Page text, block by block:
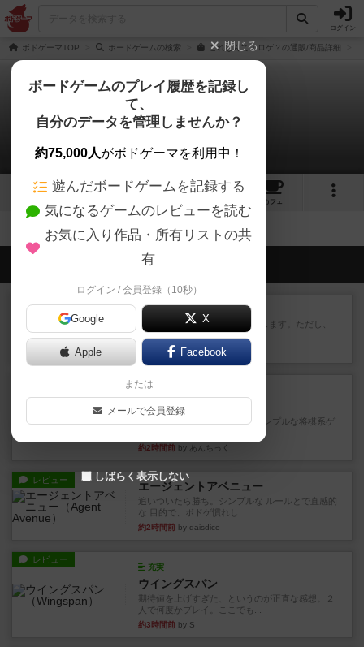
ログイン
ボドゲーマTOP ボードゲームの検索 これなんてエロゲ？の通販/商品詳細
これなんてエロゲ？
拡張/関連作品 0件
2
カフェ
会員の新しい投稿
レビュー ふたつの街の物語
タイルを4×4で並べて街づくりします。ただし、
街は各プレイヤーの間にあ...
約2時間前 by ジェイとと
画像付き
ざりかに将棋
３種類の駒だけが登場する超シンプルな将棋系ゲ
約2時間前 by あんちっく
レビュー エージェントアベニュー
追いついたら勝ち。シンプルな ルールとで直感的
な 目的で、ボドゲ慣れし...
約2時間前 by daisdice
レビュー
充実
ウイングスパン
期待値を上げすぎた、というのが正直な感想。２
人で何度かプレイ。ここでも...
約3時間前 by S
閉じる
ボードゲームのプレイ履歴を記録し
て、
自分のデータを管理しませんか？
約75,000人がボドゲーマを利用中！
遊んだボードゲームを記録する
気になるゲームのレビューを読む
お気に入り作品・所有リストの共
有
ログイン / 会員登録（10秒）
Google X
Apple Facebook
または
メールで会員登録
しばらく表示しない